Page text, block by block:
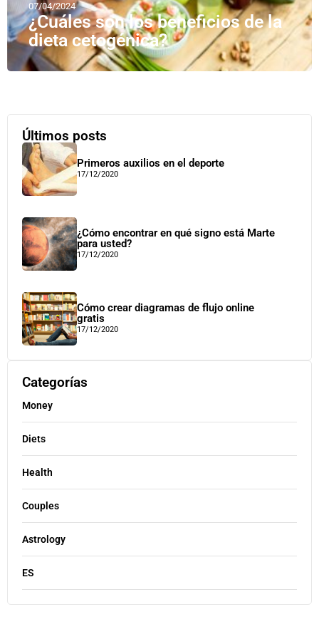
07/04/2024
¿Cuáles son los beneficios de la
dieta cetogénica?
Últimos posts
Primeros auxilios en el deporte
17/12/2020
¿Cómo encontrar en qué signo está Marte
para usted?
17/12/2020
Cómo crear diagramas de flujo online
gratis
17/12/2020
Categorías
Money
Diets
Health
Couples
Astrology
ES